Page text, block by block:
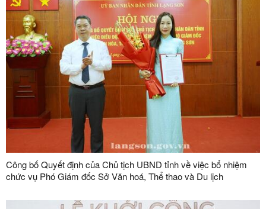
Công bố Quyết định của Chủ tịch UBND tỉnh về việc bổ nhiệm
chức vụ Phó Giám đốc Sở Văn hoá, Thể thao và Du lịch